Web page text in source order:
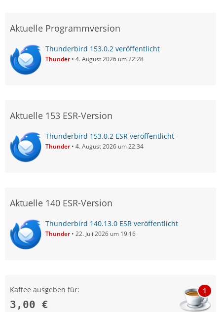
Aktuelle Programmversion
Thunderbird 153.0.2 veröffentlicht
Thunder 4. August 2026 um 22:28
Aktuelle 153 ESR-Version
Thunderbird 153.0.2 ESR veröffentlicht
Thunder 4. August 2026 um 22:34
Aktuelle 140 ESR-Version
Thunderbird 140.13.0 ESR veröffentlicht
Thunder 22. Juli 2026 um 19:16
Kaffee ausgeben für:
3,00 €
1